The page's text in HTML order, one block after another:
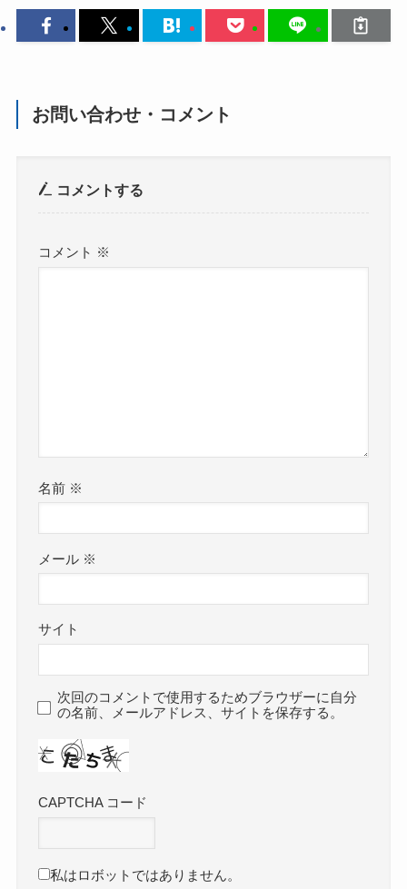
お問い合わせ・コメント
コメントする
コメント ※
名前 ※
メール ※
サイト
次回のコメントで使用するためブラウザーに自分
の名前、メールアドレス、サイトを保存する。
CAPTCHA コード
私はロボットではありません。